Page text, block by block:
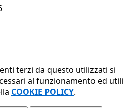
terzi da questo utilizzati si
al funzionamento ed utili
COOKIE POLICY.